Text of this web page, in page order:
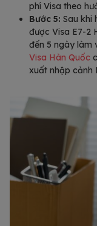
phí Visa theo
Bước 5: Sau khi
được Visa E7-2
đến 5 ngày làm
Visa Hàn Quốc
xuất nhập cảnh